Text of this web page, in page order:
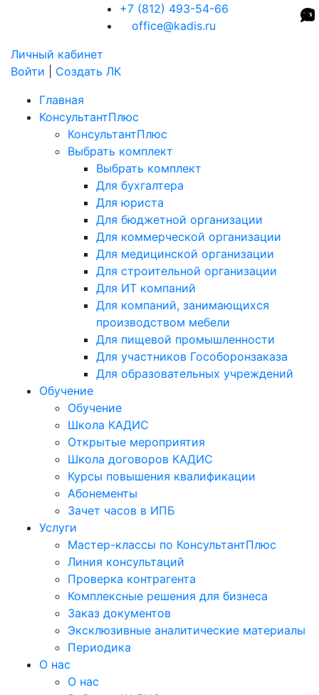
+7 (812) 493-54-66
office@kadis.ru
Личный кабинет
Войти
Создать ЛК
Главная
КонсультантПлюс
КонсультантПлюс
Выбрать комплект
Выбрать комплект
Для бухгалтера
Для юриста
Для бюджетной организации
Для коммерческой организации
Для медицинской организации
Для строительной организации
Для ИТ компаний
Для компаний, занимающихся
производством мебели
Для пищевой промышленности
Для участников Гособоронзаказа
Для образовательных учреждений
Обучение
Обучение
Школа КАДИС
Открытые мероприятия
Школа договоров КАДИС
Курсы повышения квалификации
Абонементы
Зачет часов в ИПБ
Услуги
Мастер-классы по КонсультантПлюс
Линия консультаций
Проверка контрагента
Комплексные решения для бизнеса
Заказ документов
Эксклюзивные аналитические материалы
Периодика
О нас
О нас